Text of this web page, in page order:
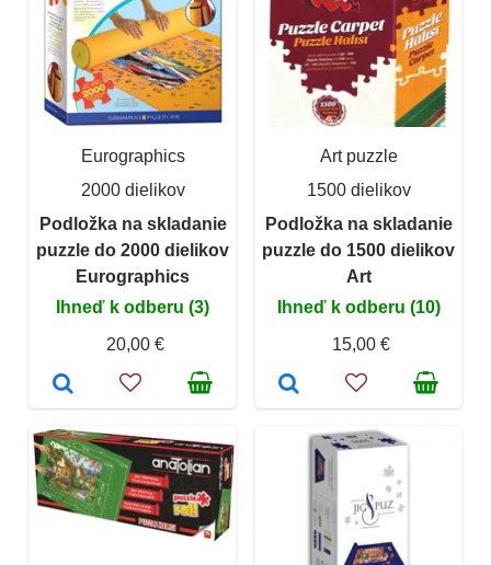
Eurographics
2000 dielikov
Podložka na skladanie
puzzle do 2000 dielikov
Eurographics
Ihneď k odberu (3)
20,00 €
Art puzzle
1500 dielikov
Podložka na skladanie
puzzle do 1500 dielikov
Art
Ihneď k odberu (10)
15,00 €